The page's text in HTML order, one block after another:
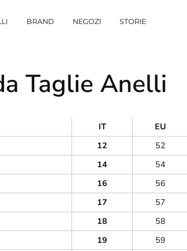
BRAND NEGOZI STORIE
Taglie Anelli
IT EU
12 52
14 54
16 56
17 57
18 58
19 59